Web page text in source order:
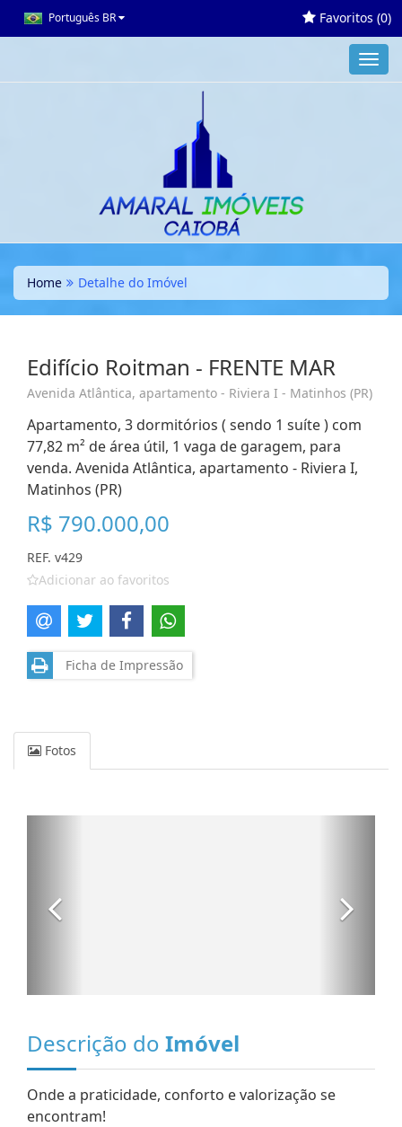
Português BR Favoritos (0)
Home Detalhe do Imóvel
Edifício Roitman - FRENTE MAR
Avenida Atlântica, apartamento - Riviera I - Matinhos (PR)
Apartamento, 3 dormitórios ( sendo 1 suíte ) com
77,82 m² de área útil, 1 vaga de garagem, para
venda. Avenida Atlântica, apartamento - Riviera I,
Matinhos (PR)
R$ 790.000,00
REF. v429
Adicionar ao favoritos
Ficha de Impressão
Fotos
Descrição do Imóvel
Onde a praticidade, conforto e valorização se
encontram!